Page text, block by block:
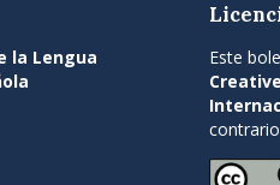
la Lengua
Este